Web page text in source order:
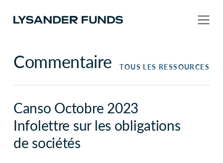
Commentaire TOUS LES RESSOURCES
Canso Octobre 2023
Infolettre sur les obligations
de sociétés